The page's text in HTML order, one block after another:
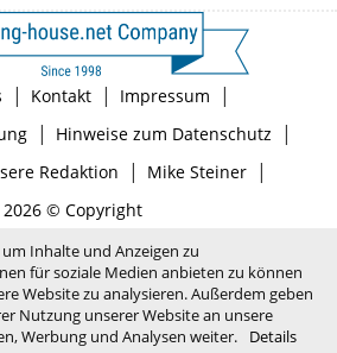
| Kontakt | Impressum |
| Hinweise zum Datenschutz |
Redaktion | Mike Steiner|
2026 © Copyright
Inhalte und Anzeigen zu
für soziale Medien anbieten zu können
Website zu analysieren. Außerdem geben
Nutzung unserer Website an unsere
Werbung und Analysen weiter.
Details